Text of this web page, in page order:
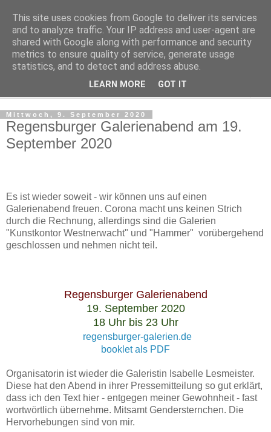
Regensburger Tagebuch
Notizen aus der nördlichsten Stadt Italiens
Mittwoch, 9. September 2020
Regensburger Galerienabend am 19.
September 2020
Es ist wieder soweit - wir können uns auf einen
Galerienabend freuen. Corona macht uns keinen Strich
durch die Rechnung, allerdings sind die Galerien
"Kunstkontor Westnerwacht" und "Hammer" vorübergehend
geschlossen und nehmen nicht teil.
Regensburger Galerienabend
19. September 2020
18 Uhr bis 23 Uhr
regensburger-galerien.de
booklet als PDF
Organisatorin ist wieder die Galeristin Isabelle Lesmeister.
Diese hat den Abend in ihrer Pressemitteilung so gut erklärt,
dass ich den Text hier - entgegen meiner Gewohnheit - fast
wortwörtlich übernehme. Mitsamt Gendersternchen. Die
Hervorhebungen sind von mir.
This site uses cookies from Google to deliver its services
and to analyze traffic. Your IP address and user-agent are
shared with Google along with performance and security
metrics to ensure quality of service, generate usage
statistics, and to detect and address abuse.
LEARN MORE GOT IT